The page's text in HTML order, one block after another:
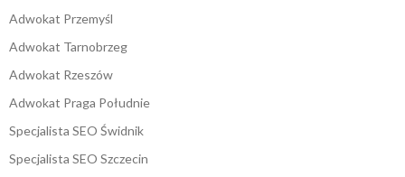
Adwokat Przemyśl
Adwokat Tarnobrzeg
Adwokat Rzeszów
Adwokat Praga Południe
Specjalista SEO Świdnik
Specjalista SEO Szczecin